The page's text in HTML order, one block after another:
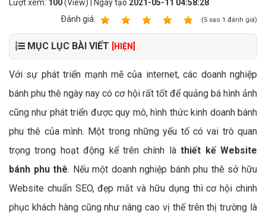
Lượt xem: 100(View) | Ngày tạo 2021-05-11 04:58:28
Ðánh giá:
(5 sao 1 đánh giá)
MỤC LỤC BÀI VIẾT [HIỆN]
Với sự phát triển mạnh mẽ của internet, các doanh nghiệp
bánh phu thê ngày nay có cơ hội rất tốt để quảng bá hình ảnh
cũng như phát triển được quy mô, hình thức kinh doanh bánh
phu thê của mình. Một trong những yếu tố có vai trò quan
trọng trong hoạt động kể trên chính làthiết kế Website
bánh phu thê. Nếu một doanh nghiệp bánh phu thê sở hữu
Website chuẩn SEO, đẹp mắt và hữu dụng thì cơ hội chinh
phục khách hàng cũng như nâng cao vị thế trên thị trường là